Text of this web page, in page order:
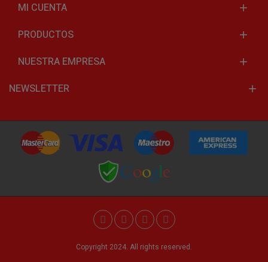
MI CUENTA
PRODUCTOS
NUESTRA EMPRESA
NEWSLETTER
Copyright 2024. All rights reserved.